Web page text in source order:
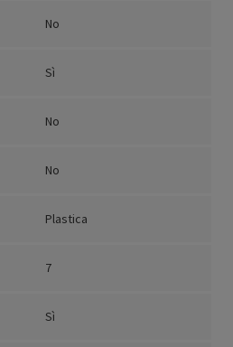
No
Sì
No
No
Plastica
7
Sì